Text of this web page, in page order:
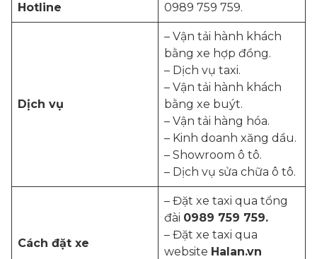
Hotline 0989 759 759.
Dịch vụ
– Vận tải hành khách
bằng xe hợp đồng.
– Dịch vụ taxi.
– Vận tải hành khách
bằng xe buýt.
– Vận tải hàng hóa.
– Kinh doanh xăng dầu.
– Showroom ô tô.
– Dịch vụ sửa chữa ô tô.
Cách đặt xe
– Đặt xe taxi qua tổng
đài 0989 759 759.
– Đặt xe taxi qua
website Halan.vn